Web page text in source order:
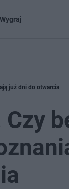
Wygraj
już dni do otwarcia